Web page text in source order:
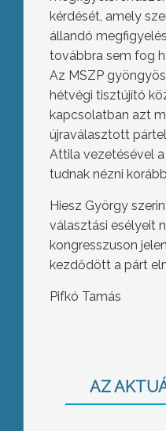
kérdését, amely
állandó
továbbra sem fog
Az MSZP
hétvégi tisztújító
kapcsolatban azt
újraválasztott
Attila vezetésével
tudnak nézni
Hiesz György
választási esélyeit
kongresszuson
kezdődött a párt
Pifkó Tamás
AZ